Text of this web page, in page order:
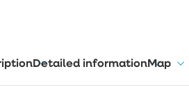
Detailed informationMap